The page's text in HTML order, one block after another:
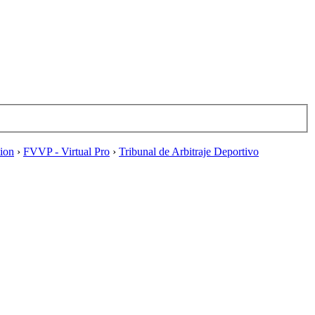
› FVVP - Virtual Pro › Tribunal de Arbitraje Deportivo